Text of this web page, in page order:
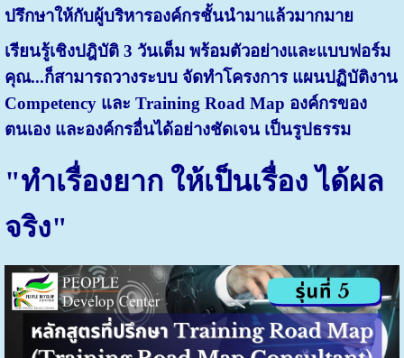
ปรึกษาให้กับผู้บริหารองค์กรชั้นนำมาแล้วมากมาย
เรียนรู้เชิงปฎิบัติ 3 วันเต็ม พร้อมตัวอย่างและแบบฟอร์ม
คุณ...ก็สามารถวางระบบ จัดทำโครงการ แผนปฏิบัติงาน
Competency และ Training Road Map องค์กรของ
ตนเอง และองค์กรอื่นได้อย่างชัดเจน เป็นรูปธรรม
"ทำเรื่องยาก ให้เป็นเรื่อง ได้ผล
จริง"